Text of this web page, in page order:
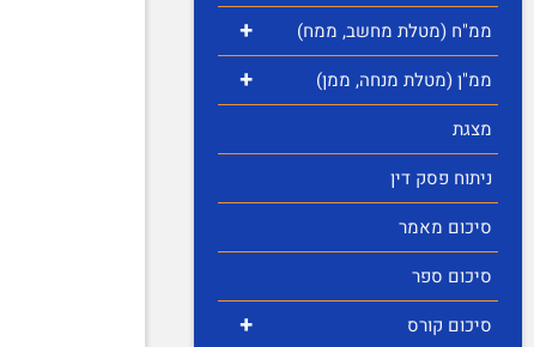
+ ממ"ח (מטלת מחשב, ממח)
+
ממ"ן (מטלת מנחה, ממן)
מצגת
ניתוח פסק דין
סיכום מאמר
סיכום ספר
+
סיכום קורס